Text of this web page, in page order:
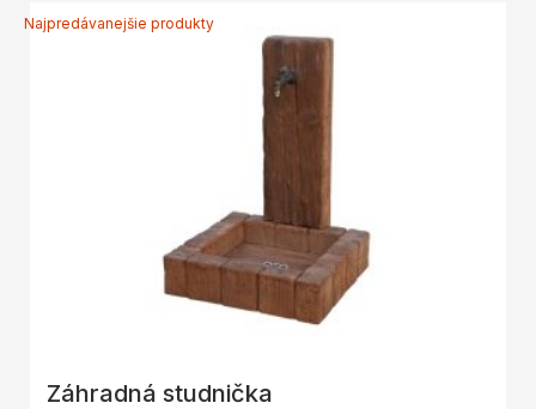
Najpredávanejšie produkty
Záhradná studnička